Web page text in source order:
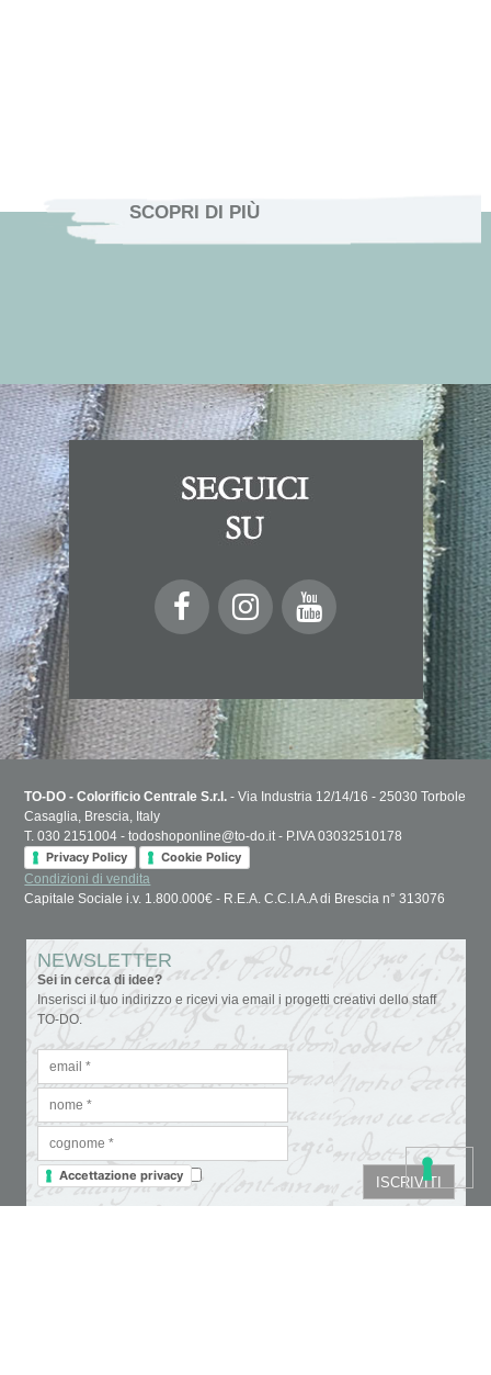
SCOPRI DI PIÙ
TO-DO - Colorificio Centrale S.r.l. - Via Industria 12/14/16 - 25030 Torbole
Casaglia, Brescia, Italy
T. 030 2151004 - todoshoponline@to-do.it - P.IVA 03032510178
Privacy Policy
Cookie Policy
Condizioni di vendita
Capitale Sociale i.v. 1.800.000€ - R.E.A. C.C.I.A.A di Brescia n° 313076
NEWSLETTER
Sei in cerca di idee?
Inserisci il tuo indirizzo e ricevi via email i progetti creativi dello staff
TO-DO.
Accettazione privacy